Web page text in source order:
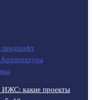
ландшафт
ИЖС: какие проекты